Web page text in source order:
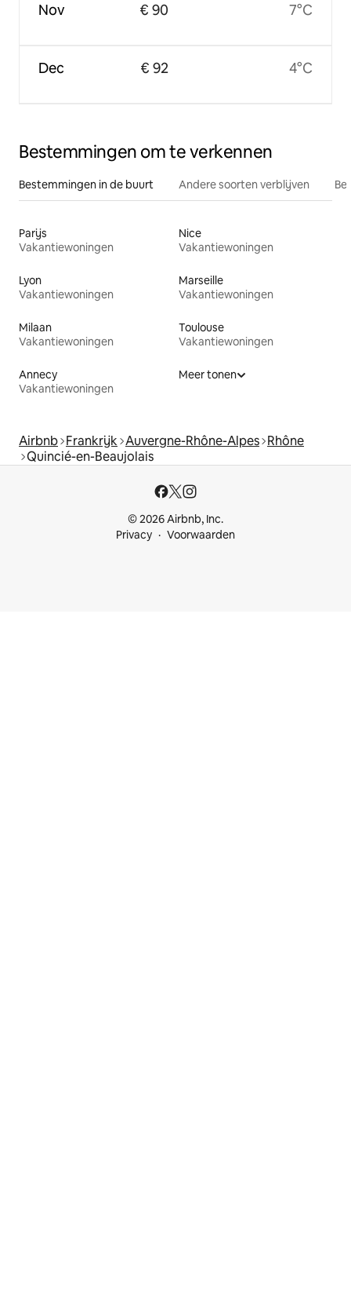
Nov
Dec
€ 90
€ 92
7°C
4°C
Bestemmingen om te verkennen
Bestemmingen in de buurt Andere soorten verblijven
Parijs
Vakantiewoningen
Nice
Vakantiewoningen
Lyon
Vakantiewoningen
Marseille
Vakantiewoningen
Milaan
Vakantiewoningen
Toulouse
Vakantiewoningen
Annecy
Vakantiewoningen
Meer tonen
Airbnb Frankrijk Auvergne-Rhône-Alpes Rhône
Quincié-en-Beaujolais
© 2026 Airbnb, Inc.
Privacy
Voorwaarden